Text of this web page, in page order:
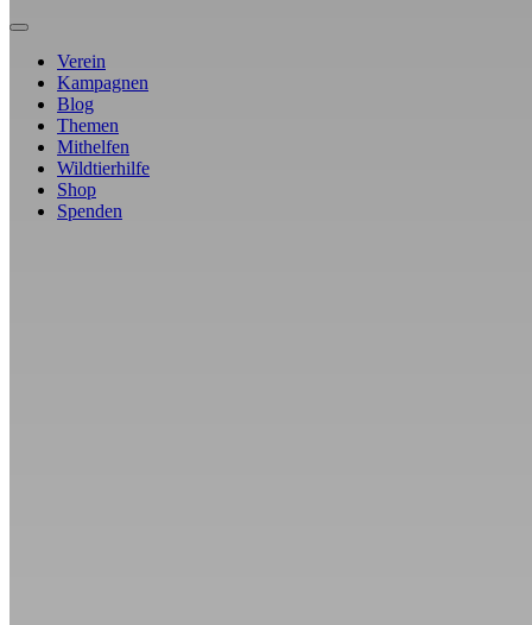
Verein
Kampagnen
Blog
Themen
Mithelfen
Wildtierhilfe
Shop
Spenden